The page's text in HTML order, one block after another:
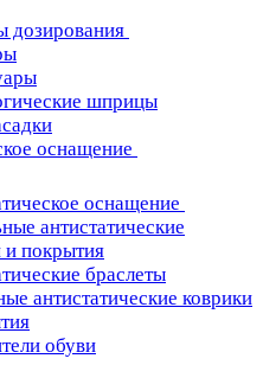
дозирования
шприцы
оснащение
оснащение
антистатические
и покрытия
браслеты
антистатические коврики
обуви